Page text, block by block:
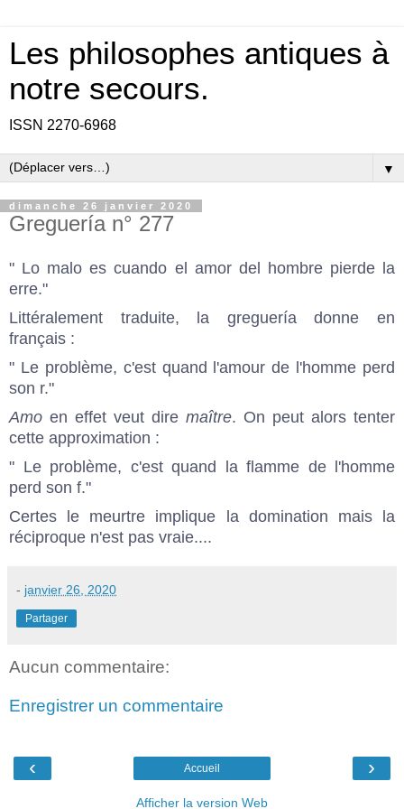
Les philosophes antiques à
notre secours.
ISSN 2270-6968
▼
dimanche 26 janvier 2020
Greguería n° 277
" Lo malo es cuando el amor del hombre pierde la
erre."
Littéralement traduite, la greguería donne en
français :
" Le problème, c'est quand l'amour de l'homme perd
son r."
Amo en effet veut dire maître. On peut alors tenter
cette approximation :
" Le problème, c'est quand la flamme de l'homme
perd son f."
Certes le meurtre implique la domination mais la
réciproque n'est pas vraie....
- janvier 26, 2020
Partager
Aucun commentaire:
Enregistrer un commentaire
‹ ›
Accueil
Afficher la version Web